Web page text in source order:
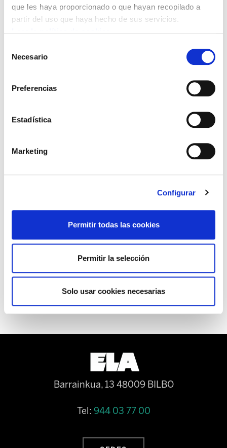
que les haya proporcionado o que hayan recopilado a
partir del uso que haya hecho de sus servicios.
Necesario
Preferencias
Estadística
Marketing
Configurar
Permitir todas las cookies
Permitir la selección
Solo usar cookies necesarias
EUSKARA
FORMACION
CONVOCATORIAS Y TEMARIOS
CONVOCATORIAS PROVISIÓN
PUESTOS
Barrainkua, 13 48009 BILBO
Tel: 944 03 77 00